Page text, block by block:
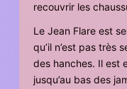
recouvrir les
Le Jean Flare est
qu’il n’est pas très
des hanches. Il est
jusqu’au bas des